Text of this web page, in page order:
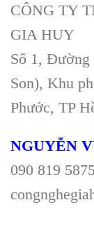
CÔNG TY
GIA HUY
Số 1, Đường
Son), Khu
Phước, TP
NGUYỄN
090 819 5875